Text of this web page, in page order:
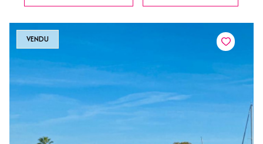
VENDU